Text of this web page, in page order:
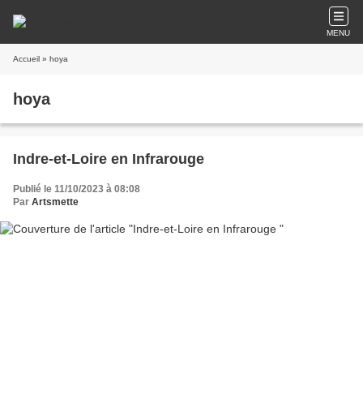
MENU
Accueil » hoya
hoya
Indre-et-Loire en Infrarouge
Publié le 11/10/2023 à 08:08
Par Artsmette